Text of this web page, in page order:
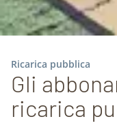
Ricarica pubblica
Gli
ricarica